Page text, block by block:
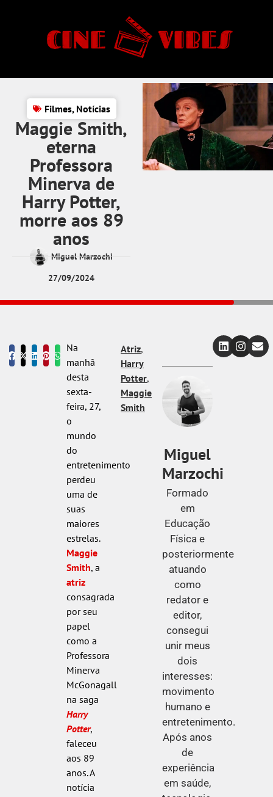
Filmes, Notícias
Maggie Smith,
eterna
Professora
Minerva de
Harry Potter,
morre aos 89
anos
Miguel Marzochi
27/09/2024
Na
manhã
desta
sexta-
feira, 27,
o
mundo
do
entretenimento
perdeu
uma de
suas
maiores
estrelas.
Maggie
Smith, a
atriz
consagrada
por seu
papel
como a
Professora
Minerva
McGonagall
na saga
Harry
Potter,
faleceu
aos 89
anos. A
notícia
Atriz,
Harry
Potter,
Maggie
Smith
Miguel
Marzochi
Formado
em
Educação
Física e
posteriormente
atuando
como
redator e
editor,
consegui
unir meus
dois
interesses:
movimento
humano e
entretenimento.
Após anos
de
experiência
em saúde,